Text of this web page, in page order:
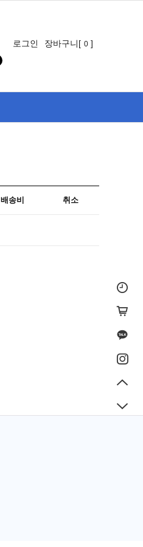
장바구니[ 0 ]
로그인
배송비 취소